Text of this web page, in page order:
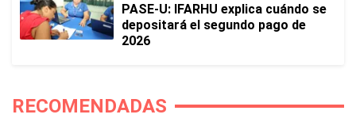
PASE-U: IFARHU explica cuándo se
depositará el segundo pago de
2026
RECOMENDADAS